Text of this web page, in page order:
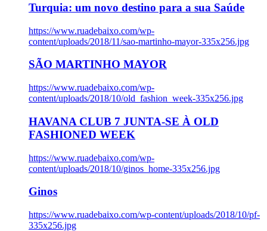
Turquia: um novo destino para a sua Saúde
https://www.ruadebaixo.com/wp-
content/uploads/2018/11/sao-martinho-mayor-335x256.jpg
SÃO MARTINHO MAYOR
https://www.ruadebaixo.com/wp-
content/uploads/2018/10/old_fashion_week-335x256.jpg
HAVANA CLUB 7 JUNTA-SE À OLD
FASHIONED WEEK
https://www.ruadebaixo.com/wp-
content/uploads/2018/10/ginos_home-335x256.jpg
Ginos
https://www.ruadebaixo.com/wp-content/uploads/2018/10/pf-
335x256.jpg